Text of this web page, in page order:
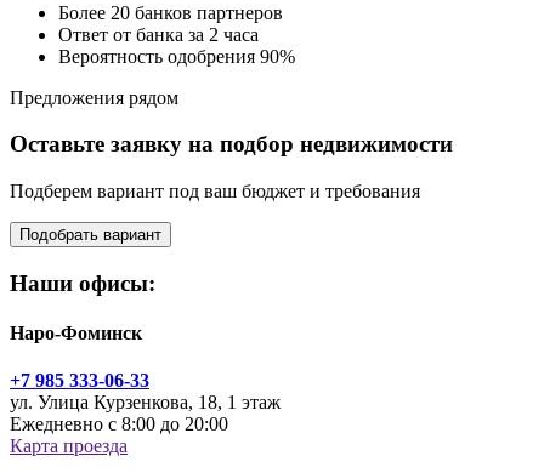
Более 20 банков партнеров
Ответ от банка за 2 часа
Вероятность одобрения 90%
Предложения рядом
Оставьте заявку на подбор недвижимости
Подберем вариант под ваш бюджет и требования
Подобрать вариант
Наши офисы:
Наро-Фоминск
+7 985 333-06-33
ул. Улица Курзенкова, 18, 1 этаж
Ежедневно с 8:00 до 20:00
Карта проезда